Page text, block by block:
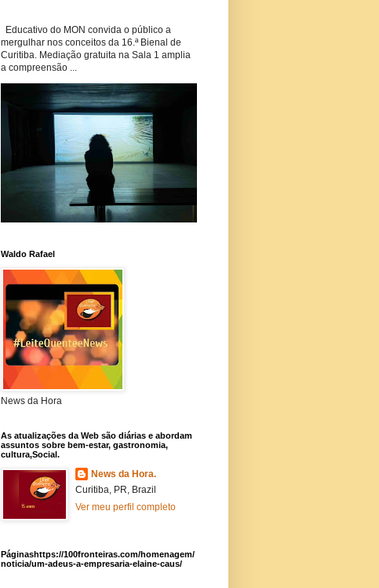
Educativo do MON convida o público a
mergulhar nos conceitos da 16.ª Bienal de
Curitiba. Mediação gratuita na Sala 1 amplia
a compreensão ...
Waldo Rafael
News da Hora
As atualizações da Web são diárias e abordam
assuntos sobre bem-estar, gastronomia,
cultura,Social.
News da Hora.
Curitiba, PR, Brazil
Ver meu perfil completo
Páginashttps://100fronteiras.com/homenagem/
noticia/um-adeus-a-empresaria-elaine-caus/